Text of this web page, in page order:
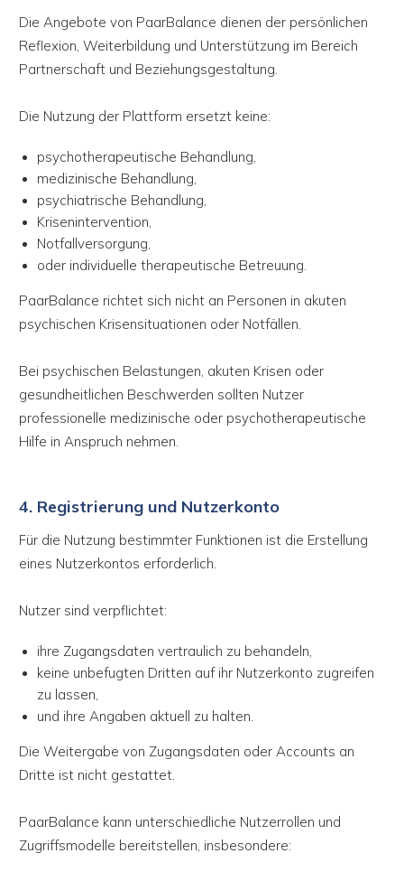
Die Angebote von PaarBalance dienen der persönlichen
Reflexion, Weiterbildung und Unterstützung im Bereich
Partnerschaft und Beziehungsgestaltung.
Die Nutzung der Plattform ersetzt keine:
psychotherapeutische Behandlung,
medizinische Behandlung,
psychiatrische Behandlung,
Krisenintervention,
Notfallversorgung,
oder individuelle therapeutische Betreuung.
PaarBalance richtet sich nicht an Personen in akuten
psychischen Krisensituationen oder Notfällen.
Bei psychischen Belastungen, akuten Krisen oder
gesundheitlichen Beschwerden sollten Nutzer
professionelle medizinische oder psychotherapeutische
Hilfe in Anspruch nehmen.
4. Registrierung und Nutzerkonto
Für die Nutzung bestimmter Funktionen ist die Erstellung
eines Nutzerkontos erforderlich.
Nutzer sind verpflichtet:
ihre Zugangsdaten vertraulich zu behandeln,
keine unbefugten Dritten auf ihr Nutzerkonto zugreifen
zu lassen,
und ihre Angaben aktuell zu halten.
Die Weitergabe von Zugangsdaten oder Accounts an
Dritte ist nicht gestattet.
PaarBalance kann unterschiedliche Nutzerrollen und
Zugriffsmodelle bereitstellen, insbesondere: